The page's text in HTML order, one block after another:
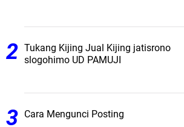
Tukang Kijing Jual Kijing jatisrono
slogohimo UD PAMUJI
Cara Mengunci Posting